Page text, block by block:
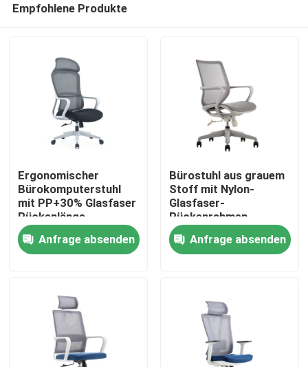
Produkte
Empfohlene Produkte
Ergonomischer
Bürokomputerstuhl
mit PP+30% Glasfaser
Rückenlänge
einstellbar und
Nylonrad
Anfrage absenden
Bürostuhl aus grauem
Stoff mit Nylon-
Glasfaser-
Rückenrahmen,
Schaumkissen und
schwarzen PU-Rädern
Anfrage absenden